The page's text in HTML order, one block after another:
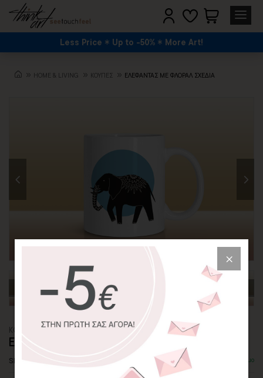
Less Price Up to -50% More Art!
HOME & LIVING ΚΟΥΠΕΣ ΕΛΕΦΑΝΤΑΣ ΜΕ ΦΛΟΡΑΛ ΣΧΕΔΙΑ
ΚΟΥΠΑ
ΕΛΕΦΑΝΤΑΣ ΜΕ ΦΛΟΡΑΛ ΣΧΕΔΙΑ
SKU: MG-95 Διαθέσιμο